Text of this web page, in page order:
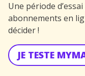
Une période
abonnements en
décider !
JE TESTE